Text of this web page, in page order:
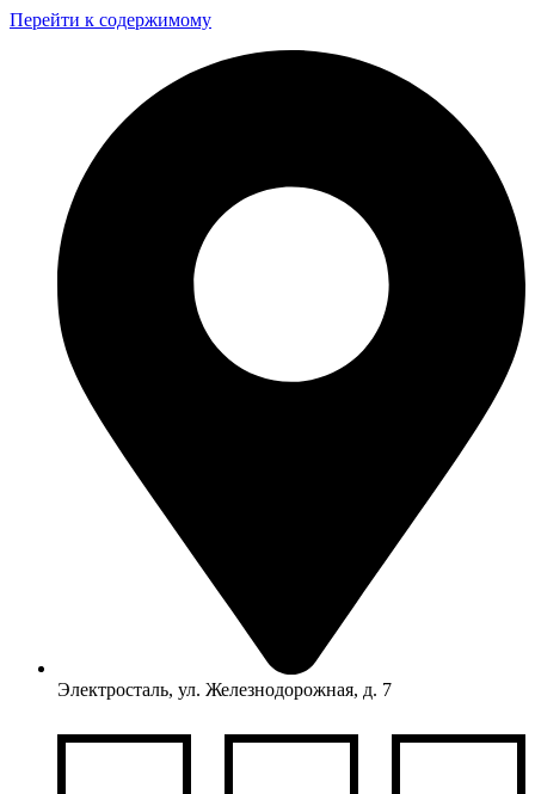
Перейти к содержимому
Электросталь, ул. Железнодорожная, д. 7